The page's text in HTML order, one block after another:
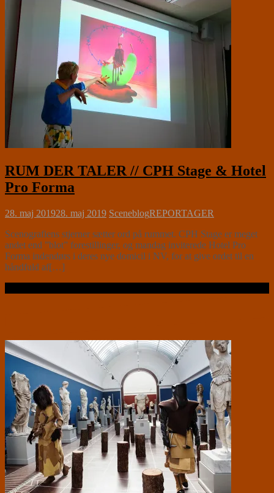
RUM DER TALER // CPH Stage & Hotel
Pro Forma
28. maj 201928. maj 2019 SceneblogREPORTAGER
Scenografiens stjerner sætter ord på rummet. CPH Stage er meget
andet end ”blot” forestillinger, og mandag inviterede Hotel Pro
Forma indendørs i deres nye domicil i NV, for at give ordet til en
håndfuld af[…]